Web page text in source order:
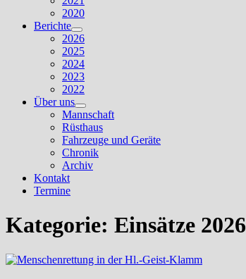
2020
Berichte
Untermenü
anzeigen
2026
2025
2024
2023
2022
Über uns
Untermenü
anzeigen
Mannschaft
Rüsthaus
Fahrzeuge und Geräte
Chronik
Archiv
Kontakt
Termine
Kategorie: Einsätze 2026